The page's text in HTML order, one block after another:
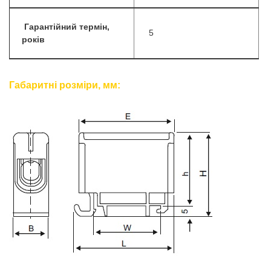
Гарантійний термін,
років
5
Габаритні розміри, мм: